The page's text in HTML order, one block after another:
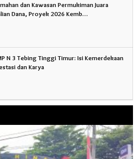
dan Kawasan Permukiman Juara
Dana, Proyek 2026 Kemb…
N 3 Tebing Tinggi Timur: Isi Kemerdekaan
dan Karya